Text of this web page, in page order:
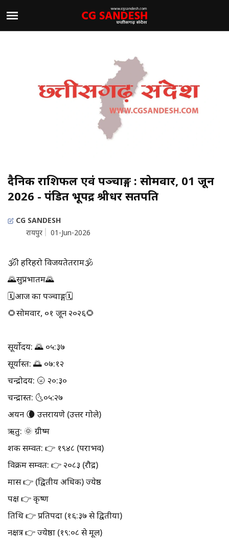
दैनिक राशिफल एवं पञ्चाङ्ग : सोमवार, 01 जून
2026 - पंडित भूपेंद्र श्रीधर सतपति
CG SANDESH
रायपुर
01-Jun-2026
🕉श्री हरिहरो विजयतेतराम🕉
🌄सुप्रभातम🌄
🗓आज का पञ्चाङ्ग🗓
🌻सोमवार, ०१ जून २०२६🌻
सूर्योदय: 🌄 ०५:३७
सूर्यास्त: 🌅 ०७:१२
चन्द्रोदय: 🌝 २०:३०
चन्द्रास्त: 🌜०५:२७
अयन 🌘 उत्तरायणे (उत्तर गोले)
ऋतु: 🌞 ग्रीष्म
शक सम्वत: 👉 १९४८ (पराभव)
विक्रम सम्वत: 👉 २०८३ (रौद्र)
मास 👉 (द्वितीय अधिक) ज्येष्ठ
पक्ष 👉 कृष्ण
तिथि 👉 प्रतिपदा (१६:३७ से द्वितीया)
नक्षत्र 👉 ज्येष्ठा (१९:०८ से मूल)